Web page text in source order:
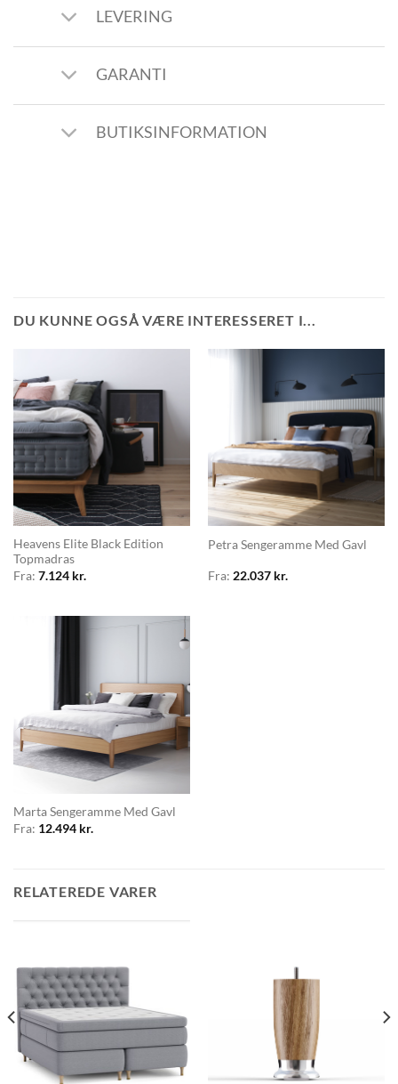
LEVERING
GARANTI
BUTIKSINFORMATION
DU KUNNE OGSÅ VÆRE INTERESSERET I...
Heavens Elite Black Edition
Topmadras
Fra: 7.124 kr.
Petra Sengeramme Med Gavl
Fra: 22.037 kr.
Marta Sengeramme Med Gavl
Fra: 12.494 kr.
RELATEREDE VARER